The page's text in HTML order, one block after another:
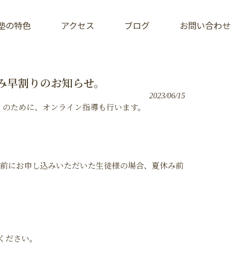
の特色 アクセス ブログ お問い合わせ
割りのお知らせ。
2023/06/15
ために、オンライン指導も行います。
にお申し込みいただいた生徒様の場合、夏休み前
さい。